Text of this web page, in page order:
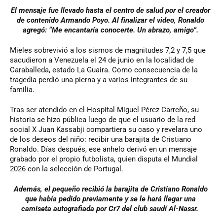
El mensaje fue llevado hasta el centro de salud por el creador
de contenido Armando Poyo. Al finalizar el video, Ronaldo
agregó: “Me encantaría conocerte. Un abrazo, amigo”.
Mieles sobrevivió a los sismos de magnitudes 7,2 y 7,5 que
sacudieron a Venezuela el 24 de junio en la localidad de
Caraballeda, estado La Guaira. Como consecuencia de la
tragedia perdió una pierna y a varios integrantes de su
familia.
Tras ser atendido en el Hospital Miguel Pérez Carreño, su
historia se hizo pública luego de que el usuario de la red
social X Juan Kassabji compartiera su caso y revelara uno
de los deseos del niño: recibir una barajita de Cristiano
Ronaldo. Días después, ese anhelo derivó en un mensaje
grabado por el propio futbolista, quien disputa el Mundial
2026 con la selección de Portugal.
Además, el pequeño recibió la barajita de Cristiano Ronaldo
que había pedido previamente y se le hará llegar una
camiseta autografiada por Cr7 del club saudí Al-Nassr.